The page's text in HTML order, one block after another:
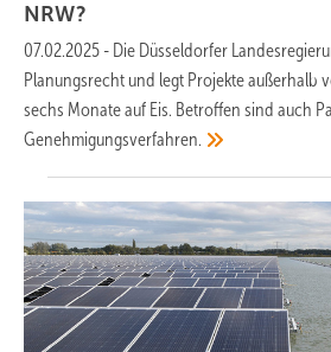
NRW?
07.02.2025 - Die Düsseldorfer
Planungsrecht und legt Projekte außerhalb
sechs Monate auf Eis. Betroffen sind auch
Genehmigungsverfahren.